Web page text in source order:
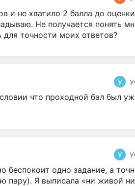
и не хватило 2 балла до
Не получается понять
точности моих ответов?
У
что проходной бал был
У
беспокоит одно задание, а
пару). Я выписала «ни живой ни